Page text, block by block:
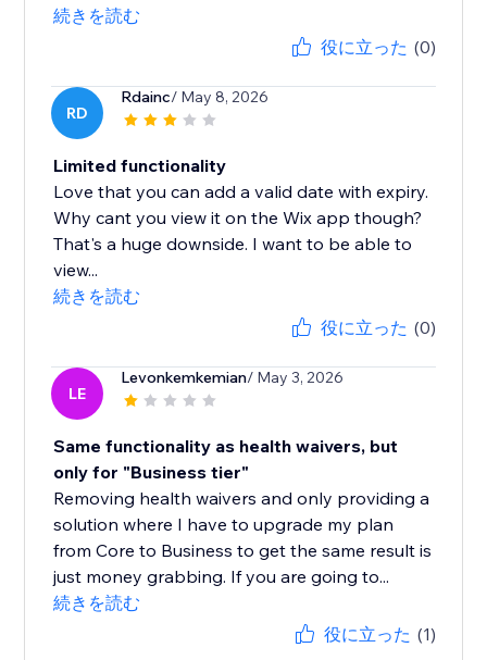
続きを読む
役に立った (0)
RD
Rdainc/ May 8, 2026
Limited functionality
Love that you can add a valid date with expiry.
Why cant you view it on the Wix app though?
That's a huge downside. I want to be able to
view...
続きを読む
役に立った (0)
LE
Levonkemkemian/ May 3, 2026
Same functionality as health waivers, but
only for "Business tier"
Removing health waivers and only providing a
solution where I have to upgrade my plan
from Core to Business to get the same result is
just money grabbing. If you are going to...
続きを読む
役に立った (1)